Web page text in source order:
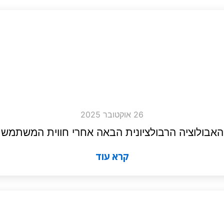
26 אוקטובר 2025
האבולוציה הרבולציונית הבאה אחרי חווית המשתמש
קרא עוד